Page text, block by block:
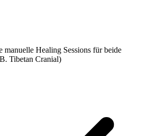
manuelle Healing Sessions für beide
Tibetan Cranial)